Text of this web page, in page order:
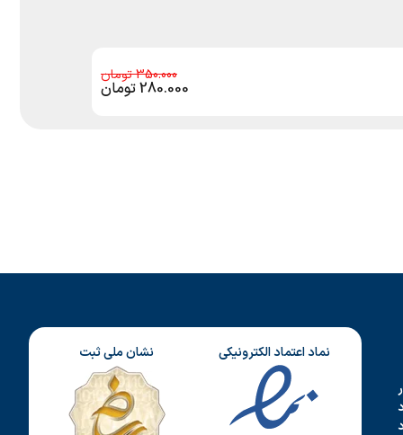
350.000
280.000تومان
نماد اعتماد الکترونیکی نشان ملی ثبت